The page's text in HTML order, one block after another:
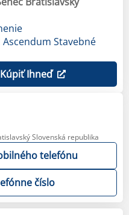
Stavebné
Ihneď
Slovenská republika
telefónu
číslo